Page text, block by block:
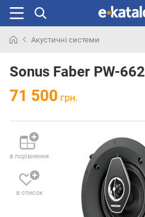
раніше
Акустичні системи
Sonus Faber PW-662
71 500 грн.
в порівняння
в список